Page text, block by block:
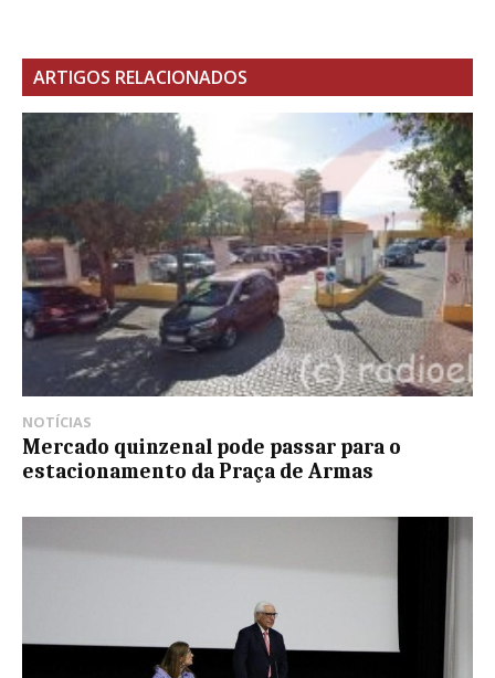
ARTIGOS RELACIONADOS
NOTÍCIAS
Mercado quinzenal pode passar para o
estacionamento da Praça de Armas